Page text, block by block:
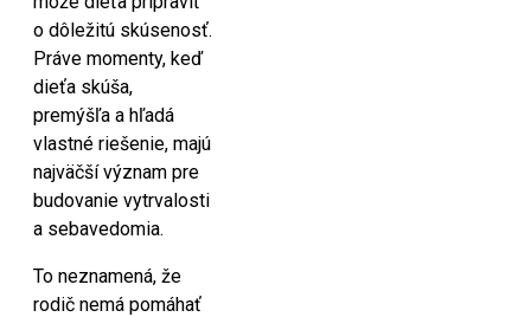
o dôležitú skúsenosť.
Práve momenty, keď
dieťa skúša,
premýšľa a hľadá
vlastné riešenie, majú
najväčší význam pre
budovanie vytrvalosti
a sebavedomia.
To neznamená, že
rodič nemá pomáhať